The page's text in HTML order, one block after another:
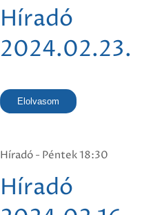
Híradó
2024.02.23.
Elolvasom
Híradó - Péntek 18:30
Híradó